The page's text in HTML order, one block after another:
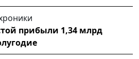
прибыли 1,34 млрд